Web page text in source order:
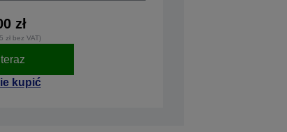
zł
zł bez VAT)
kupić